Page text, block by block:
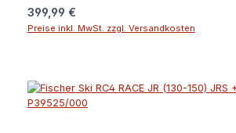
Regulärer Preis:
399,99 €
Preise inkl. MwSt. zzgl. Versandkosten